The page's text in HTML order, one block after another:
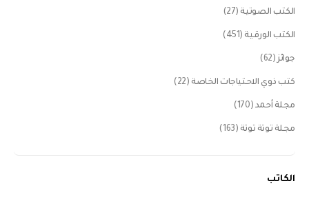
الكتب الصوتية (27)
الكتب الورقية (451)
جوائز (62)
كتب ذوي الاحتياجات الخاصة (22)
مجلة أحمد (170)
مجلة توتة توتة (163)
الكاتب